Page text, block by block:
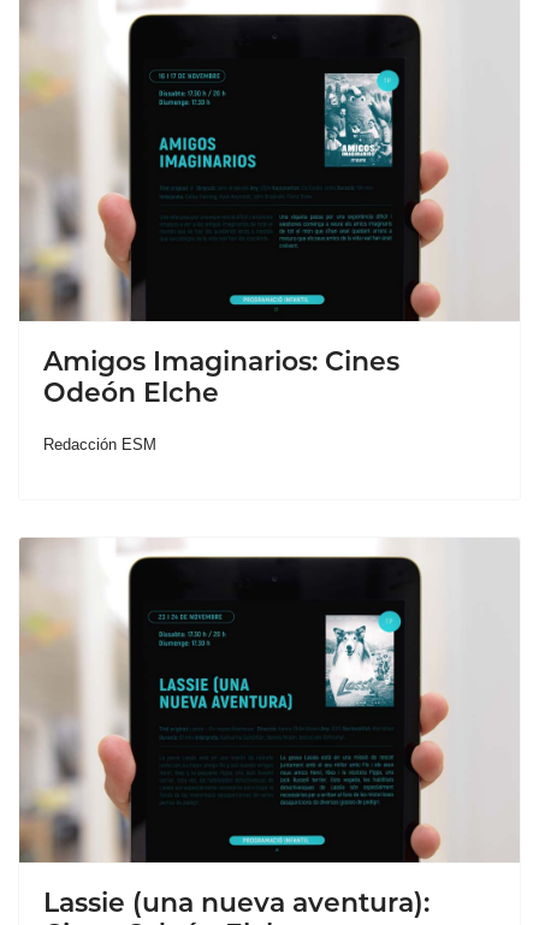
Amigos Imaginarios: Cines
Odeón Elche
Redacción ESM
Lassie (una nueva aventura):